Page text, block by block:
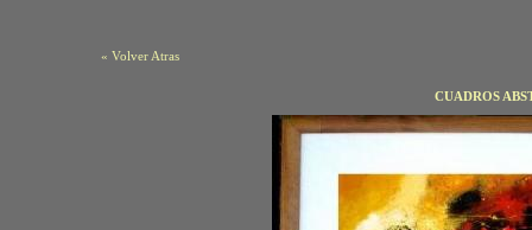
« Volver Atras
CUADROS